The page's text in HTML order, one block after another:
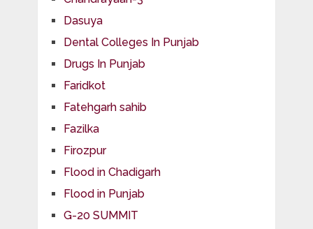
Dasuya
Dental Colleges In Punjab
Drugs In Punjab
Faridkot
Fatehgarh sahib
Fazilka
Firozpur
Flood in Chadigarh
Flood in Punjab
G-20 SUMMIT